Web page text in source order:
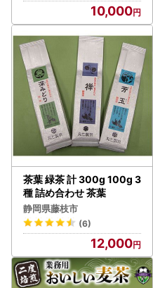
10,000
茶葉 緑茶 計 300g 100g 3
種 詰め合わせ 茶葉
静岡県藤枝市
(6)
12,000